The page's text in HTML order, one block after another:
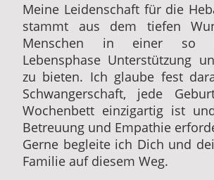
Meine Leidenschaft für die
stammt aus dem tiefen
Menschen in einer so
Lebensphase Unterstützung
zu bieten. Ich glaube fest
Schwangerschaft, jede
Wochenbett einzigartig ist
Betreuung und Empathie
Gerne begleite ich Dich und
Familie auf diesem Weg.